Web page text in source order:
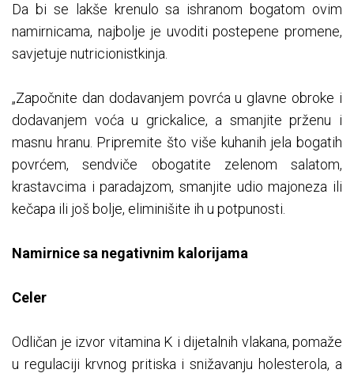
Da bi se lakše krenulo sa ishranom bogatom ovim
namirnicama, najbolje je uvoditi postepene promene,
savjetuje nutricionistkinja.
„Započnite dan dodavanjem povrća u glavne obroke i
dodavanjem voća u grickalice, a smanjite prženu i
masnu hranu. Pripremite što više kuhanih jela bogatih
povrćem, sendviče obogatite zelenom salatom,
krastavcima i paradajzom, smanjite udio majoneza ili
kečapa ili još bolje, eliminišite ih u potpunosti.
Namirnice sa negativnim kalorijama
Celer
Odličan je izvor vitamina K i dijetalnih vlakana, pomaže
u regulaciji krvnog pritiska i snižavanju holesterola, a